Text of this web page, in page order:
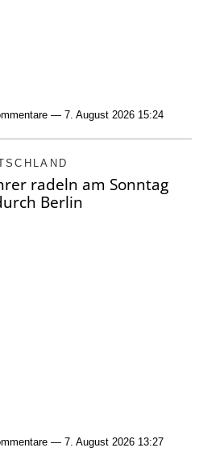
— 7. August 2026 15:24
radeln am Sonntag
Berlin
— 7. August 2026 13:27